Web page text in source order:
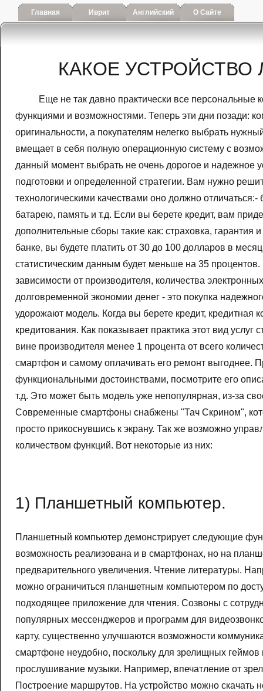
Главная Иврит Английский О Сайте
КАКОЕ УСТРОЙСТВО
Еще не так давно практически все
функциями и возможностями. Теперь эти дни позади:
оригинальности, а покупателям нелегко выбрать
вмещает в себя полную операционную систему с
данный момент выбрать не очень дорогое и надежное
подготовки и определенной стратегии. Вам нужно
технологическими качествами оно должно
батарею, память и т.д. Если вы берете кредит, вам
дополнительные сборы такие как: страховка,
банке, вы будете платить от 30 до 100 долларов в
статистическим данным будет меньше на 35
зависимости от производителя, количества
долговременной экономии денег - это покупка
удорожают модель. Когда вы берете кредит, кредитная
кредитования. Как показывает практика этот вид
вине производителя менее 1 процента от всего
смартфон и самому оплачивать его ремонт выгоднее.
функциональными достоинствами, посмотрите его
т.д. Это может быть модель уже непопулярная, из-за
Современные смартфоны снабжены "Тач Скрином",
просто прикоснувшись к экрану. Так же возможно
количеством функций. Вот некоторые из них:
1) Планшетный компьютер.
Планшетный компьютер демонстрирует следующие
возможность реализована и в смартфонах, но на
предварительного увеличения. Чтение литературы.
можно ограничиться планшетным компьютером по
подходящее приложение для чтения. Созвоны с
популярных мессенджеров и программ для
карту, существенно улучшаются возможности
смартфоне неудобно, поскольку для зрелищных
прослушивание музыки. Например, впечатление от
Построение маршрутов. На устройство можно скачать